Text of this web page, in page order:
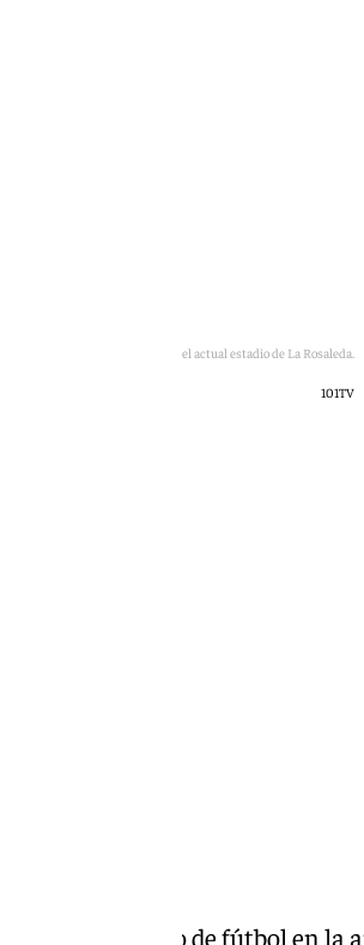
Imagen aérea del actual estadio de La Rosaleda.
101TV
un nuevo estadio de fútbol en